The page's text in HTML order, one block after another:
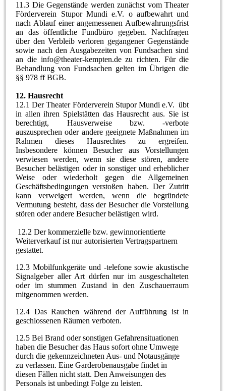
11.3 Die Gegenstände werden zunächst vom Theater
Förderverein Stupor Mundi e.V. o aufbewahrt und
nach Ablauf einer angemessenen Aufbewahrungsfrist
an das öffentliche Fundbüro gegeben. Nachfragen
über den Verbleib verloren gegangener Gegenstände
sowie nach den Ausgabezeiten von Fundsachen sind
an die info@theater-kempten.de zu richten. Für die
Behandlung von Fundsachen gelten im Übrigen die
§§ 978 ff BGB.
12.Hausrecht
12.1 Der Theater Förderverein Stupor Mundi e.V. übt
in allen ihren Spielstätten das Hausrecht aus. Sie ist
berechtigt, Hausverweise bzw. -verbote
auszusprechen oder andere geeignete Maßnahmen im
Rahmen dieses Hausrechtes zu ergreifen.
Insbesondere können Besucher aus Vorstellungen
verwiesen werden, wenn sie diese stören, andere
Besucher belästigen oder in sonstiger und erheblicher
Weise oder wiederholt gegen die Allgemeinen
Geschäftsbedingungen verstoßen haben. Der Zutritt
kann verweigert werden, wenn die begründete
Vermutung besteht, dass der Besucher die Vorstellung
stören oder andere Besucher belästigen wird.
12.2 Der kommerzielle bzw. gewinnorientierte
Weiterverkauf ist nur autorisierten Vertragspartnern
gestattet.
12.3 Mobilfunkgeräte und -telefone sowie akustische
Signalgeber aller Art dürfen nur im ausgeschalteten
oder im stummen Zustand in den Zuschauerraum
mitgenommen werden.
12.4 Das Rauchen während der Aufführung ist in
geschlossenen Räumen verboten.
12.5 Bei Brand oder sonstigen Gefahrensituationen
haben die Besucher das Haus sofort ohne Umwege
durch die gekennzeichneten Aus- und Notausgänge
zu verlassen. Eine Garderobenausgabe findet in
diesen Fällen nicht statt. Den Anweisungen des
Personals ist unbedingt Folge zu leisten.